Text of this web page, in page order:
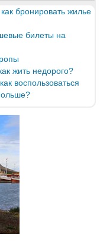
бронировать жилье
билеты на
жить недорого?
воспользоваться